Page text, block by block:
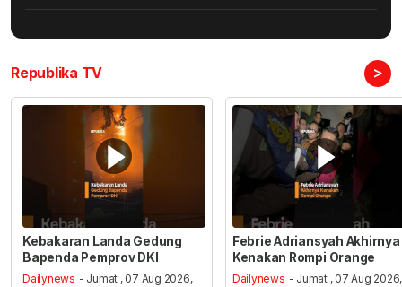
Republika TV >
Kebakaran Landa Gedung
Bapenda Pemprov DKI
Dailynews - Jumat , 07 Aug 2026,
Febrie Adriansyah Akhirnya
Kenakan Rompi Orange
Dailynews - Jumat , 07 Aug 2026,